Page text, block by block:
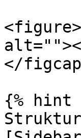
</
{% hint